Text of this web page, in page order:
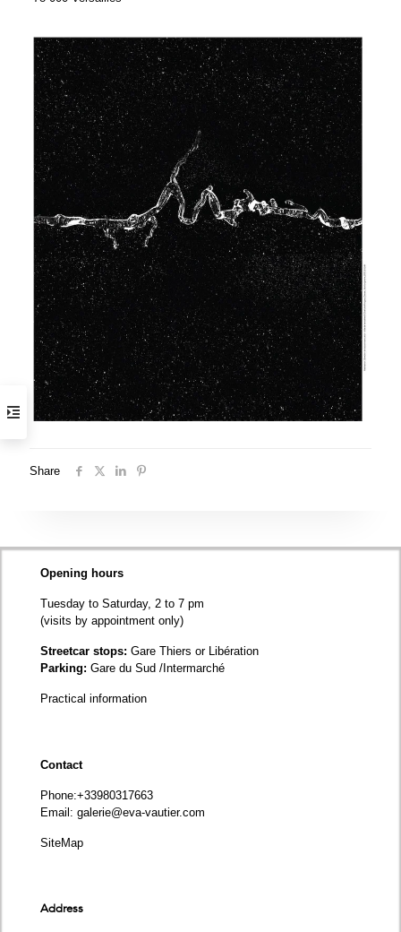
Share
Opening hours
Tuesday to Saturday, 2 to 7 pm
(visits by appointment only)
Streetcar stops: Gare Thiers or Libération
Parking: Gare du Sud /Intermarché
Practical information
Contact
Phone:+33980317663
Email: galerie@eva-vautier.com
SiteMap
Address